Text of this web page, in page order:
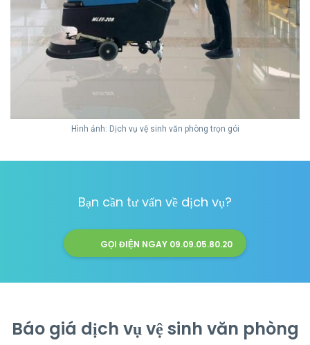
Hình ảnh: Dịch vụ vệ sinh văn phòng trọn gói
Bạn cần tư vấn về dịch vụ?
GỌI ĐIỆN NGAY 09.09.05.80.20
Báo giá dịch vụ vệ sinh văn phòng